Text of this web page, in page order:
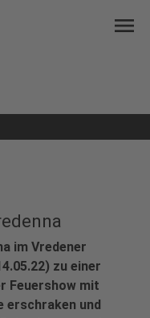
menu
im Vredener
zu einer
Feuershow mit
erschraken und